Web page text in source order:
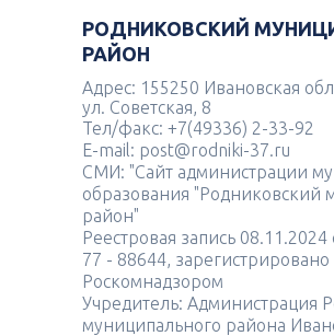
РОДНИКОВСКИЙ
РАЙОН
Адрес: 155250 Ивановская
ул. Советская, 8
Тел/факс: +7(49336) 2-33-92
E-mail: post@rodniki-37.ru
СМИ: "Сайт администрации
образования "Родниковский
район"
Реестровая запись
77 - 88644, зарегистрировано
Роскомнадзором
Учредитель: Администрация
муниципального района